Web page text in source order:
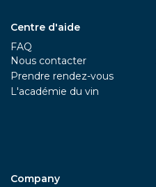
Centre d'aide
FAQ
Nous contacter
Prendre rendez-vous
L'académie du vin
Company